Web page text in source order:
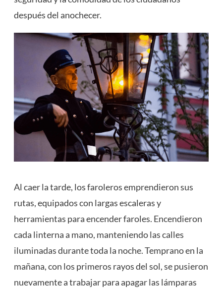
después del anochecer.
Al caer la tarde, los faroleros emprendieron sus
rutas, equipados con largas escaleras y
herramientas para encender faroles. Encendieron
cada linterna a mano, manteniendo las calles
iluminadas durante toda la noche. Temprano en la
mañana, con los primeros rayos del sol, se pusieron
nuevamente a trabajar para apagar las lámparas